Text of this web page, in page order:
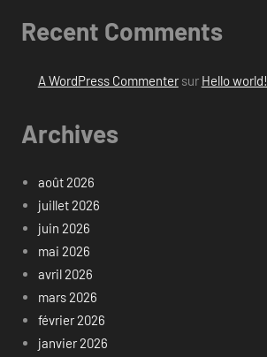
Recent Comments
A WordPress Commentersur Hello world!
Archives
août 2026
juillet 2026
juin 2026
mai 2026
avril 2026
mars 2026
février 2026
janvier 2026